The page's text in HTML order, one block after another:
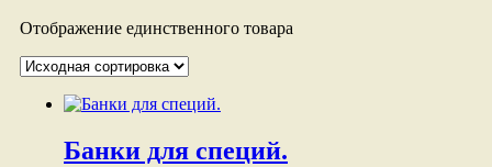
Отображение единственного товара
Банки для специй.